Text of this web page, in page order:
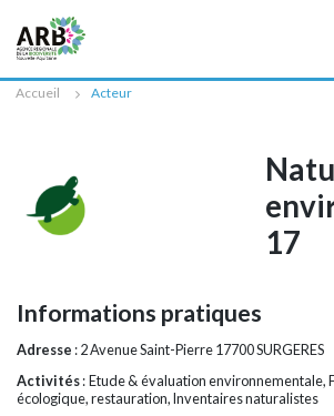
Accueil Acteur
17
Informations pratiques
Adresse : 2 Avenue Saint-Pierre 17700 SURGERES
Activités: Etude & évaluation environnementale,
écologique, restauration, Inventaires naturalistes